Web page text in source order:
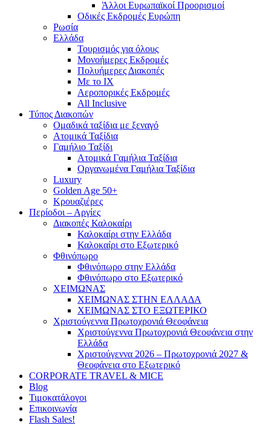
Άλλοι Ευρωπαϊκοί Προορισμοί
Οδικές Εκδρομές Ευρώπη
Ρωσία
Ελλάδα
Τουρισμός για όλους
Mονοήμερες Εκδρομές
Πολυήμερες Διακοπές
Με το ΙΧ
Αεροπορικές Εκδρομές
All Inclusive
Τύπος Διακοπών
Ομαδικά ταξίδια με ξεναγό
Ατομικά Ταξίδια
Γαμήλιο Ταξίδι
Ατομικά Γαμήλια Ταξίδια
Οργανωμένα Γαμήλια Ταξίδια
Luxury
Golden Age 50+
Κρουαζιέρες
Περίοδοι – Αργίες
Διακοπές Καλοκαίρι
Καλοκαίρι στην Ελλάδα
Καλοκαίρι στο Εξωτερικό
Φθινόπωρο
Φθινόπωρο στην Ελλάδα
Φθινόπωρο στο Εξωτερικό
ΧΕΙΜΩΝΑΣ
ΧΕΙΜΩΝΑΣ ΣΤΗΝ ΕΛΛΑΔΑ
ΧΕΙΜΩΝΑΣ ΣΤΟ ΕΞΩΤΕΡΙΚΟ
Χριστούγεννα Πρωτοχρονιά Θεοφάνεια
Χριστούγεννα Πρωτοχρονιά Θεοφάνεια στην
Ελλάδα
Χριστούγεννα 2026 – Πρωτοχρονιά 2027 &
Θεοφάνεια στο Εξωτερικό
CORPORATE TRAVEL & MICE
Blog
Τιμοκατάλογοι
Επικοινωνία
Flash Sales!